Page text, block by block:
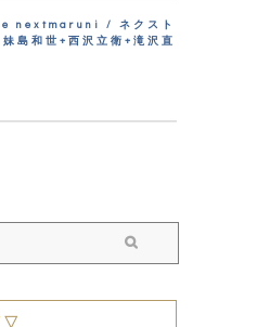
nextmaruni / ネクスト
島和世+西沢立衛+滝沢直